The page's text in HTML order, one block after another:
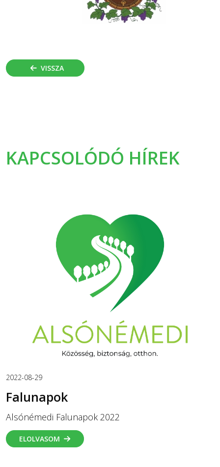
VISSZA
KAPCSOLÓDÓ HÍREK
2022-08-29
Falunapok
Alsónémedi Falunapok 2022
ELOLVASOM